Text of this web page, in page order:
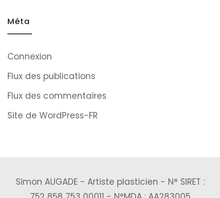
Méta
Connexion
Flux des publications
Flux des commentaires
Site de WordPress-FR
Simon AUGADE - Artiste plasticien - N° SIRET :